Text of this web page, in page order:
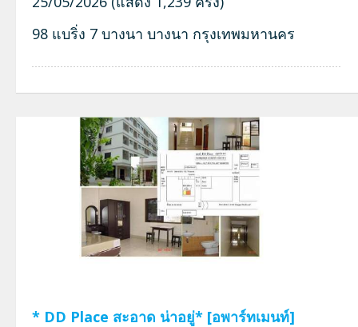
98 แบริ่ง 7 บางนา บางนา กรุงเทพมหานคร
* DD Place สะอาด น่าอยู่* [อพาร์ทเมนท์]